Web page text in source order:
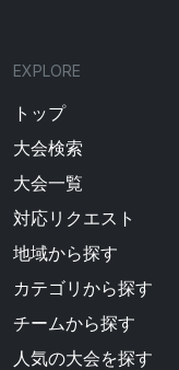
EXPLORE
トップ
大会検索
大会一覧
対応リクエスト
地域から探す
カテゴリから探す
チームから探す
人気の大会を探す